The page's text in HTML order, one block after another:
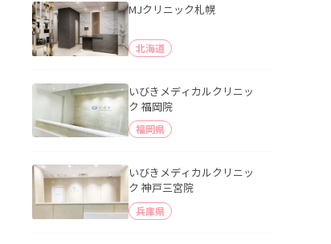
MJクリニック札幌
北海道
いびきメディカルクリニッ
ク 福岡院
福岡県
いびきメディカルクリニッ
ク 神戸三宮院
兵庫県